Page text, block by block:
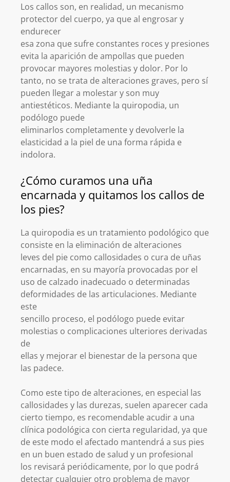
Los callos son, en realidad, un mecanismo
protector del cuerpo, ya que al engrosar y
endurecer
esa zona que sufre constantes roces y presiones
evita la aparición de ampollas que pueden
provocar mayores molestias y dolor. Por lo
tanto, no se trata de alteraciones graves, pero sí
pueden llegar a molestar y son muy
antiestéticos. Mediante la quiropodia, un
podólogo puede
eliminarlos completamente y devolverle la
elasticidad a la piel de una forma rápida e
indolora.
¿Cómo curamos una uña
encarnada y quitamos los callos de
los pies?
La quiropodia es un tratamiento podológico que
consiste en la eliminación de alteraciones
leves del pie como callosidades o cura de uñas
encarnadas, en su mayoría provocadas por el
uso de calzado inadecuado o determinadas
deformidades de las articulaciones. Mediante
este
sencillo proceso, el podólogo puede evitar
molestias o complicaciones ulteriores derivadas
de
ellas y mejorar el bienestar de la persona que
las padece.
Como este tipo de alteraciones, en especial las
callosidades y las durezas, suelen aparecer cada
cierto tiempo, es recomendable acudir a una
clínica podológica con cierta regularidad, ya que
de este modo el afectado mantendrá a sus pies
en un buen estado de salud y un profesional
los revisará periódicamente, por lo que podrá
detectar cualquier otro problema de mayor